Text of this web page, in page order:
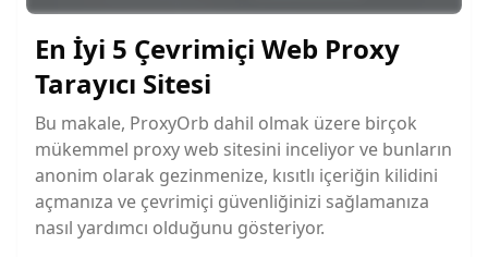
En İyi 5 Çevrimiçi Web Proxy
Tarayıcı Sitesi
Bu makale, ProxyOrb dahil olmak üzere birçok
mükemmel proxy web sitesini inceliyor ve bunların
anonim olarak gezinmenize, kısıtlı içeriğin kilidini
açmanıza ve çevrimiçi güvenliğinizi sağlamanıza
nasıl yardımcı olduğunu gösteriyor.